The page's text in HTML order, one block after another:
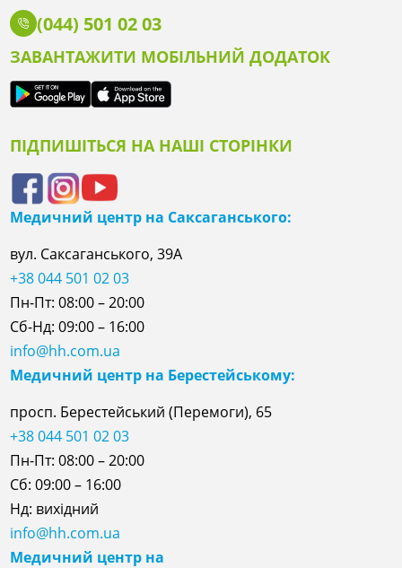
(044) 501 02 03
ЗАВАНТАЖИТИ МОБІЛЬНИЙ ДОДАТОК
ПІДПИШІТЬСЯ НА НАШІ СТОРІНКИ
Медичний центр на Саксаганського:
вул. Саксаганського, 39А
+38 044 501 02 03
Пн-Пт: 08:00 – 20:00
Сб-Нд: 09:00 – 16:00
info@hh.com.ua
Медичний центр на Берестейському:
просп. Берестейський (Перемоги), 65
+38 044 501 02 03
Пн-Пт: 08:00 – 20:00
Сб: 09:00 – 16:00
Нд: вихідний
info@hh.com.ua
Медичний центр на